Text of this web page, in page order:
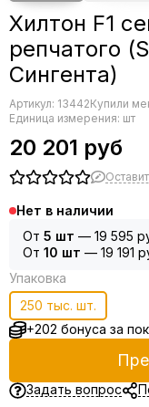
Микрозелень -
Фасоль
Фенхель
Хилтон F1
репчатого
Сингента)
Артикул: 13442Купили
Единица измерения: шт
20 201 руб
Нет в наличии
От 5 шт — 19 595
От 10 шт — 19 191
Упаковка
250 тыс. шт.
+202 бонуса за
Задать вопрос